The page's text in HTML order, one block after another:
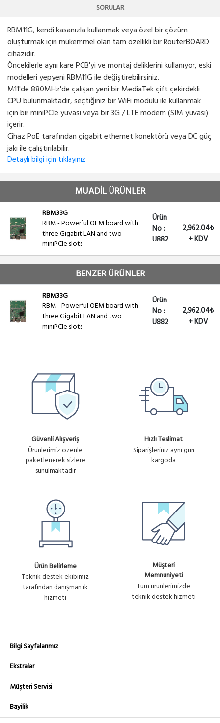
SORULAR
RBM11G, kendi kasanızla kullanmak veya özel bir çözüm
oluşturmak için mükemmel olan tam özellikli bir RouterBOARD
cihazıdır.
Öncekilerle aynı kare PCB'yi ve montaj deliklerini kullanıyor, eski
modelleri yepyeni RBM11G ile değiştirebilirsiniz.
M11'de 880MHz'de çalışan yeni bir MediaTek çift çekirdekli
CPU bulunmaktadır, seçtiğiniz bir WiFi modülü ile kullanmak
için bir miniPCIe yuvası veya bir 3G / LTE modem (SIM yuvası)
içerir.
Cihaz PoE tarafından gigabit ethernet konektörü veya DC güç
jakı ile çalıştırılabilir.
Detaylı bilgi için tıklayınız
MUADİL ÜRÜNLER
RBM33G
RBM - Powerful OEM board with
three Gigabit LAN and two
miniPCIe slots
Ürün
No :
U882
2,962.04₺
+ KDV
BENZER ÜRÜNLER
RBM33G
RBM - Powerful OEM board with
three Gigabit LAN and two
miniPCIe slots
Ürün
No :
U882
2,962.04₺
+ KDV
Güvenli Alışveriş
Ürünlerimiz özenle
paketlenerek sizlere
sunulmaktadır
Hızlı Teslimat
Siparişleriniz aynı gün
kargoda
Ürün Belirleme
Teknik destek ekibimiz
tarafından danışmanlık
hizmeti
Müşteri
Memnuniyeti
Tüm ürünlerimizde
teknik destek hizmeti
Bilgi Sayfalarımız
Ekstralar
Müşteri Servisi
Bayilik